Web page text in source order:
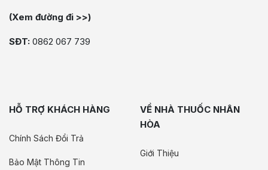
(Xem đường đi >>)
SĐT: 0862 067 739
HỖ TRỢ KHÁCH HÀNG
Chính Sách Đổi Trả
Bảo Mật Thông Tin
VỀ NHÀ THUỐC NHÂN
HÒA
Giới Thiệu